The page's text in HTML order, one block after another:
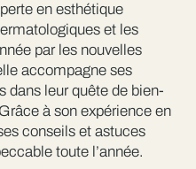
en esthétique
et les
par les nouvelles
accompagne ses
dans leur quête de bien-
à son expérience en
conseils et astuces
toute l’année.